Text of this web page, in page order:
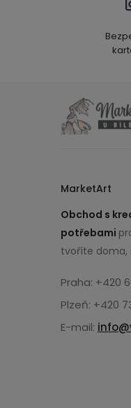
MarketArt
Obchod s
potřebami
tvoříte doma,
Praha: +420
Plzeň: +420
E-mail: